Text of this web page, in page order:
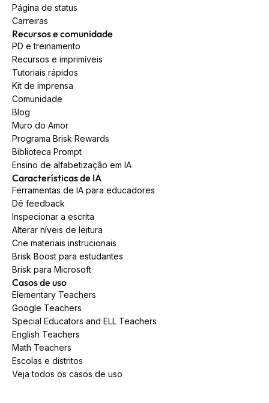
Página de status
Carreiras
Recursos e comunidade
PD e treinamento
Recursos e imprimíveis
Tutoriais rápidos
Kit de imprensa
Comunidade
Blog
Muro do Amor
Programa Brisk Rewards
Biblioteca Prompt
Ensino de alfabetização em IA
Características de IA
Ferramentas de IA para educadores
Dê feedback
Inspecionar a escrita
Alterar níveis de leitura
Crie materiais instrucionais
Brisk Boost para estudantes
Brisk para Microsoft
Casos de uso
Elementary Teachers
Google Teachers
Special Educators and ELL Teachers
English Teachers
Math Teachers
Escolas e distritos
Veja todos os casos de uso